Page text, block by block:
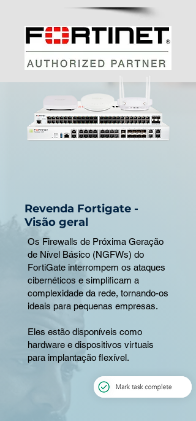
Revenda Fortigate -
Visão geral
Os Firewalls de Próxima Geração
de Nível Básico (NGFWs) do
FortiGate interrompem os ataques
cibernéticos e simplificam a
complexidade da rede, tornando-os
ideais para pequenas empresas.
Eles estão disponíveis como
hardware e dispositivos virtuais
para implantação flexível.